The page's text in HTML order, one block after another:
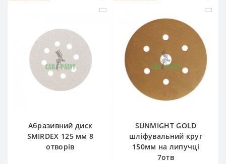
Абразивний диск
SMIRDEX 125 мм 8
отворів
SUNMIGHT GOLD
шліфувальний круг
150мм на липучці
7отв